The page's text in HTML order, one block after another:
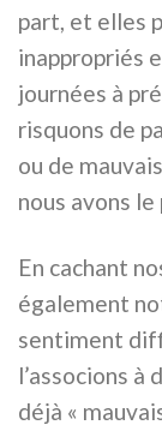
part, et elles
inappropriés
journées à
risquons de
ou de
nous avons le
En cachant
également
sentiment
l’associons
déjà «